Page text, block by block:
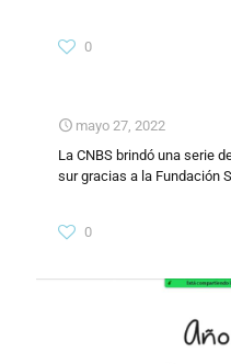
0
mayo 27, 2022
La CNBS brindó una serie
sur gracias a la Fundación
0